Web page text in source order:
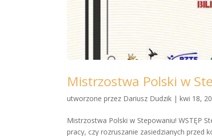
Mistrzostwa Polski w
utworzone przez Dariusz Dudzik |kwi 18,
Mistrzostwa Polski w Stepowaniu! WSTĘP
pracy, czy rozruszanie zasiedzianych